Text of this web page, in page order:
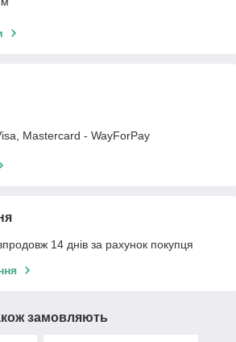
Mastercard - WayForPay
14 днів за рахунок покупця
замовляють